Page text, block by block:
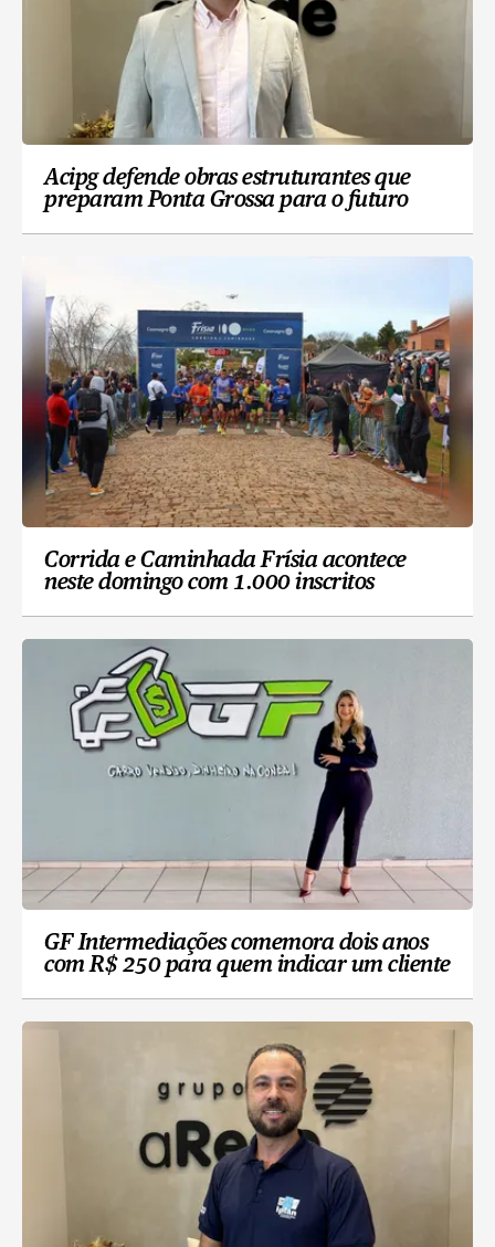
Acipg defende obras estruturantes que
preparam Ponta Grossa para o futuro
Corrida e Caminhada Frísia acontece
neste domingo com 1.000 inscritos
GF Intermediações comemora dois anos
com R$ 250 para quem indicar um cliente